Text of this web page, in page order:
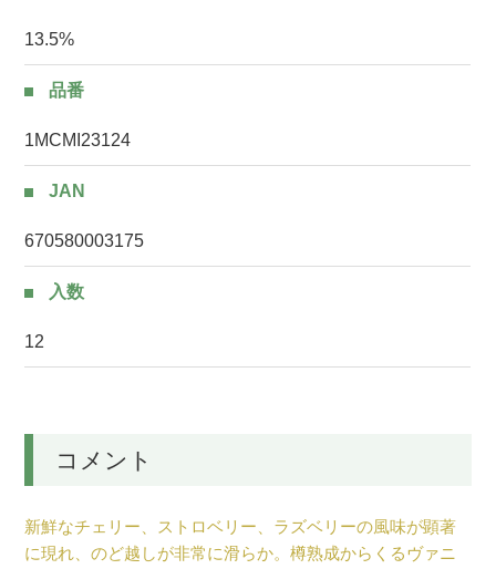
13.5%
品番
1MCMI23124
JAN
670580003175
入数
12
コメント
新鮮なチェリー、ストロベリー、ラズベリーの風味が顕著
に現れ、のど越しが非常に滑らか。樽熟成からくるヴァニ